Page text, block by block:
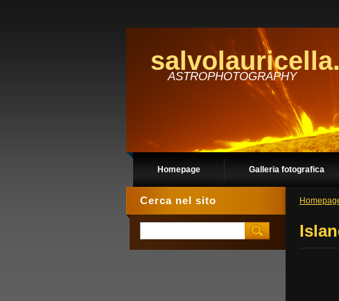
ASTROPHOTOGRAPHY
Homepage Galleria fotografica
Cerca nel sito